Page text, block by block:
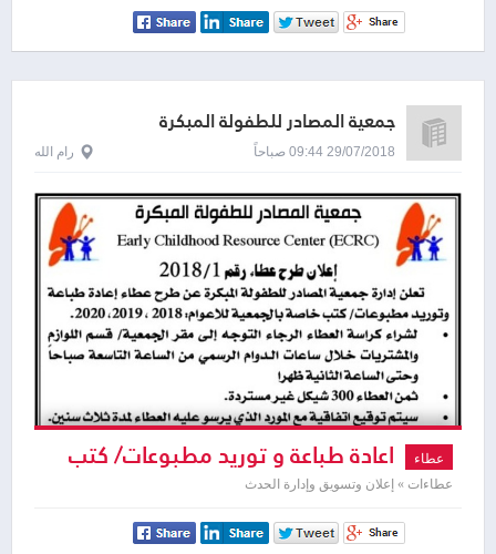
جمعية المصادر للطفولة المبكرة
29/07/2018 09:44 صباحاً رام الله
عطاء اعادة طباعة و توريد مطبوعات/ كتب
خاصة
عطاءات » إعلان وتسويق وإدارة الحدث